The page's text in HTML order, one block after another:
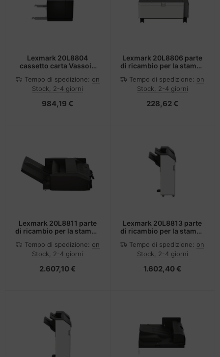
Lexmark 20L8804
cassetto carta Vassoio
Tempo di spedizione: on
Stock, 2-4 giorni
984,19 €
Lexmark 20L8806 parte
di ricambio per la stampa
Tempo di spedizione: on
Stock, 2-4 giorni
228,62 €
Lexmark 20L8811 parte
di ricambio per la stampa
Tempo di spedizione: on
Stock, 2-4 giorni
2.607,10 €
Lexmark 20L8813 parte
di ricambio per la stampa
metallici
Tempo di spedizione: on
Stock, 2-4 giorni
1.602,40 €